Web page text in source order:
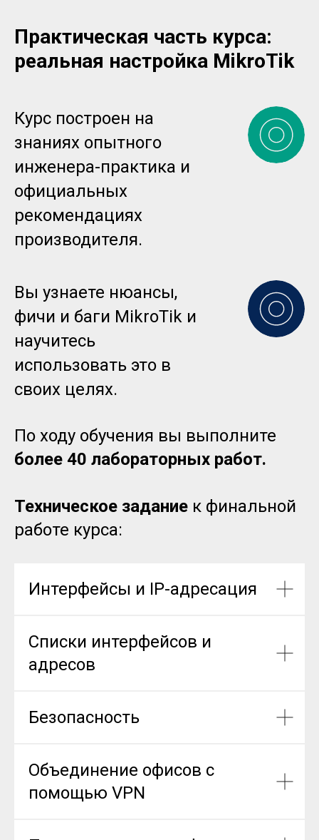
Практическая часть курса:
реальная настройка MikroTik
Курс построен на
знаниях опытного
инженера-практика и
официальных
рекомендациях
производителя.
Вы узнаете нюансы,
фичи и баги MikroTik и
научитесь
использовать это в
своих целях.
По ходу обучения вы выполните
более 40 лабораторных работ.
Техническое задание к финальной
работе курса:
Интерфейсы и IP-адресация
Списки интерфейсов и
адресов
Безопасность
Объединение офисов с
помощью VPN